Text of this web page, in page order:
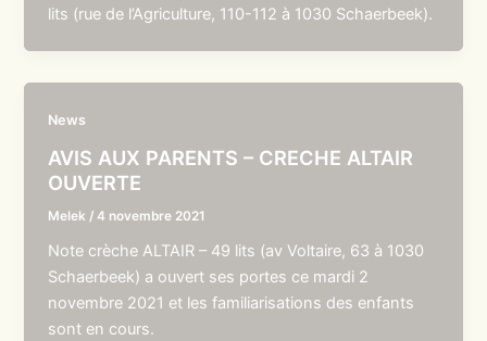
lits (rue de l’Agriculture, 110-112 à 1030 Schaerbeek).
News
AVIS AUX PARENTS – CRECHE ALTAIR
OUVERTE
Melek /4 novembre 2021
Note crèche ALTAIR – 49 lits (av Voltaire, 63 à 1030
Schaerbeek) a ouvert ses portes ce mardi 2
novembre 2021 et les familiarisations des enfants
sont en cours.